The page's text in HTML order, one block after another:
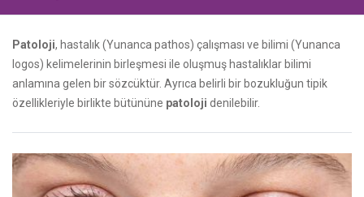
Patoloji, hastalık (Yunanca pathos) çalışması ve bilimi (Yunanca
logos) kelimelerinin birleşmesi ile oluşmuş hastalıklar bilimi
anlamına gelen bir sözcüktür. Ayrıca belirli bir bozukluğun tipik
özellikleriyle birlikte bütününe patoloji denilebilir.